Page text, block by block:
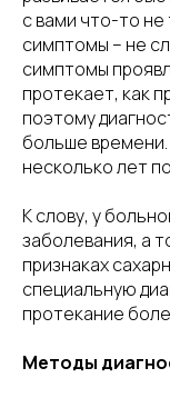
с вами что-то
симптомы – не
симптомы
протекает, как
поэтому
больше
несколько лет
К слову, у
заболевания, а
признаках
специальную
протекание
Методы